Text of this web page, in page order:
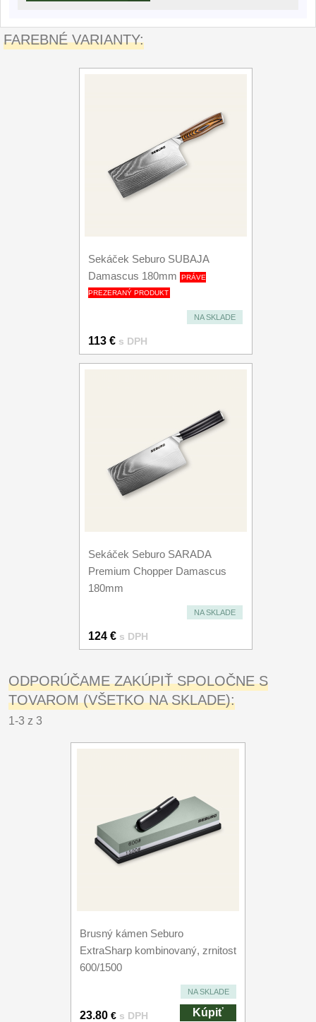
FAREBNÉ VARIANTY:
Sekáček Seburo SUBAJA
Damascus 180mm
PRÁVE
PREZERANÝ PRODUKT
NA SKLADE
113 € s DPH
Sekáček Seburo SARADA
Premium Chopper Damascus
180mm
NA SKLADE
124 € s DPH
ODPORÚČAME ZAKÚPIŤ SPOLOČNE S
TOVAROM (VŠETKO NA SKLADE):
1-3 z 3
Brusný kámen Seburo
ExtraSharp kombinovaný, zrnitost
600/1500
NA SKLADE
23.80 € s DPH Kúpiť